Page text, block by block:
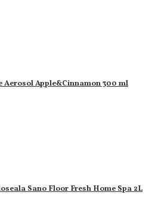
Aerosol Apple&Cinnamon 300 ml
Sano Floor Fresh Home Spa 2L